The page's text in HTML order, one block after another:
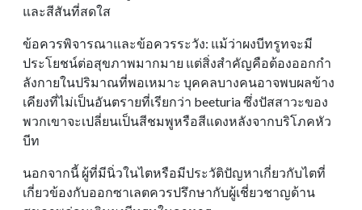
และสีสันที่สดใส
ข้อควรพิจารณาและข้อควรระวัง: แม้ว่าผงบีทรูทจะมี
ประโยชน์ต่อสุขภาพมากมาย แต่สิ่งสําคัญคือต้องออกกํา
ลังกายในปริมาณที่พอเหมาะ บุคคลบางคนอาจพบผลข้าง
เคียงที่ไม่เป็นอันตรายที่เรียกว่า beeturia ซึ่งปัสสาวะของ
พวกเขาจะเปลี่ยนเป็นสีชมพูหรือสีแดงหลังจากบริโภคหัว
บีท
นอกจากนี้ ผู้ที่มีนิ่วในไตหรือมีประวัติปัญหาเกี่ยวกับไตที่
เกี่ยวข้องกับออกซาเลตควรปรึกษากับผู้เชี่ยวชาญด้าน